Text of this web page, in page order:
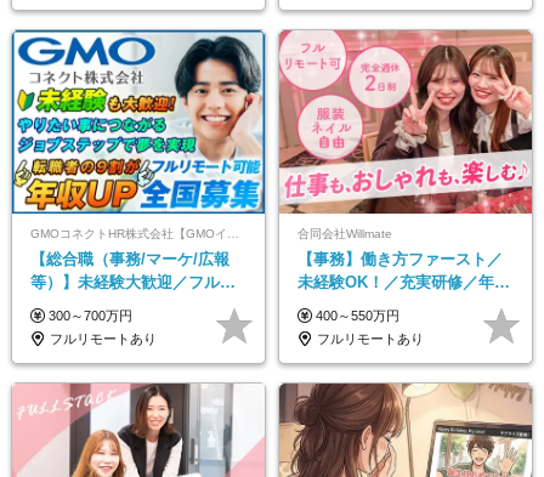
【総合職（事務/マーケ/広報
等）】未経験大歓迎／フルリ
モ可で全国募集！年収アップ
多数★年休最大130日★
300～700万円
フルリモートあり
合同会社Willmate
【事務】働き方ファースト／
未経験OK！／充実研修／年休
127日～／残業なし／平均20代
／リモートOK
400～550万円
フルリモートあり